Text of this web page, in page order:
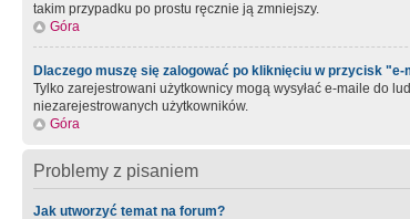
takim przypadku po prostu ręcznie ją zmniejszy.
Góra
Dlaczego muszę się zalogować po kliknięciu w przycisk "e-
Tylko zarejestrowani użytkownicy mogą wysyłać e-maile do
niezarejestrowanych użytkowników.
Góra
Problemy z pisaniem
Jak utworzyć temat na forum?